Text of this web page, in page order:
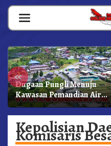
Skip
content
«
Dugaan Pungli Menuju
Kawasan Pemandian Air
Panas Semangat Gunung
– Doulu Foto Dan
Videokan!
Kepolisian
Komisaris